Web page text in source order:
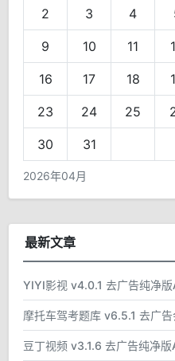
2 3 4
9 10 11
16 17 18
23 24 25
30 31
2026年04月
最新文章
YIYI影视 v4.0.1 去广告纯净
摩托车驾考题库 v6.5.1 去广
豆丁视频 v3.1.6 去广告纯净